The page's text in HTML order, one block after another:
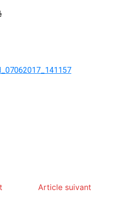
Article suivant